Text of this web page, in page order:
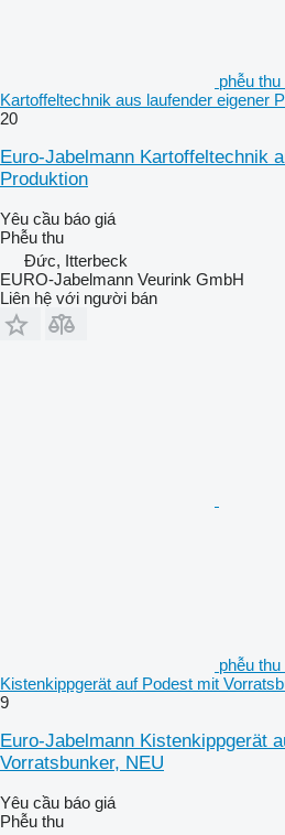
phễu
Kartoffeltechnik aus laufender eigener
20
Euro-Jabelmann Kartoffeltechnik
Produktion
Yêu cầu báo giá
Phễu thu
Đức, Itterbeck
EURO-Jabelmann Veurink GmbH
Liên hệ với người bán
phễu
Kistenkippgerät auf Podest mit
9
Euro-Jabelmann Kistenkippgerät
Vorratsbunker, NEU
Yêu cầu báo giá
Phễu thu